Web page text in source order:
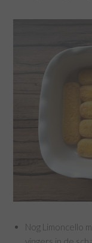
Nog Limoncello